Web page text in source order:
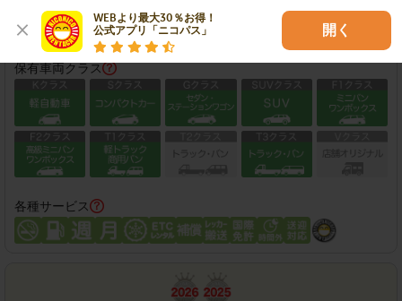
WEBより最大30％お得！
公式アプリ「ニコパス」
開く
この店舗で予約する
保有車両クラス
各種サービス